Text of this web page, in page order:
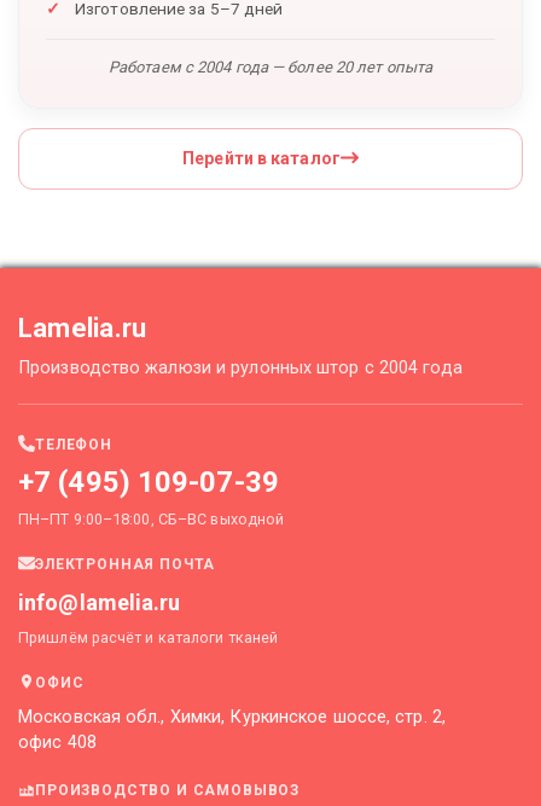
Изготовление за 5–7 дней
Работаем с 2004 года — более 20 лет опыта
Перейти в каталог
Lamelia.ru
Производство жалюзи и рулонных штор с 2004 года
ТЕЛЕФОН
+7 (495) 109-07-39
ПН–ПТ 9:00–18:00, СБ–ВС выходной
ЭЛЕКТРОННАЯ ПОЧТА
info@lamelia.ru
Пришлём расчёт и каталоги тканей
ОФИС
Московская обл., Химки, Куркинское шоссе, стр. 2,
офис 408
ПРОИЗВОДСТВО И САМОВЫВОЗ